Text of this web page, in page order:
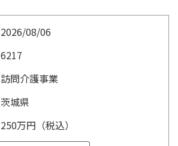
2026/08/06
6217
訪問介護事業
茨城県
250万円（税込）